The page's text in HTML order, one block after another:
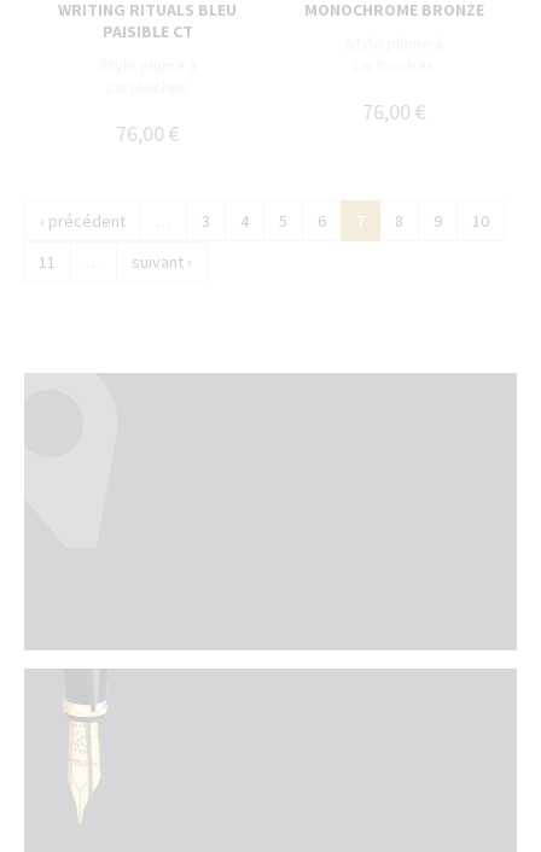
WRITING RITUALS BLEU
PAISIBLE CT
76,00 €
MONOCHROME BRONZE
76,00 €
‹ précédent 3 4 5 6 7 8 9
10
11
suivant ›